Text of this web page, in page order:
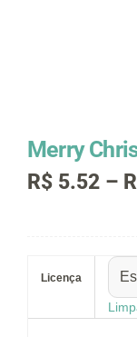
Merry
R$ 5.52 –
Licença
Flower